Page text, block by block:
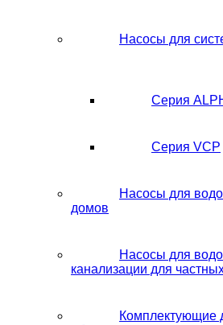
Насосы для
Серия
Серия VCP
Насосы для
домов
Насосы для
канализации для
Комплектующие